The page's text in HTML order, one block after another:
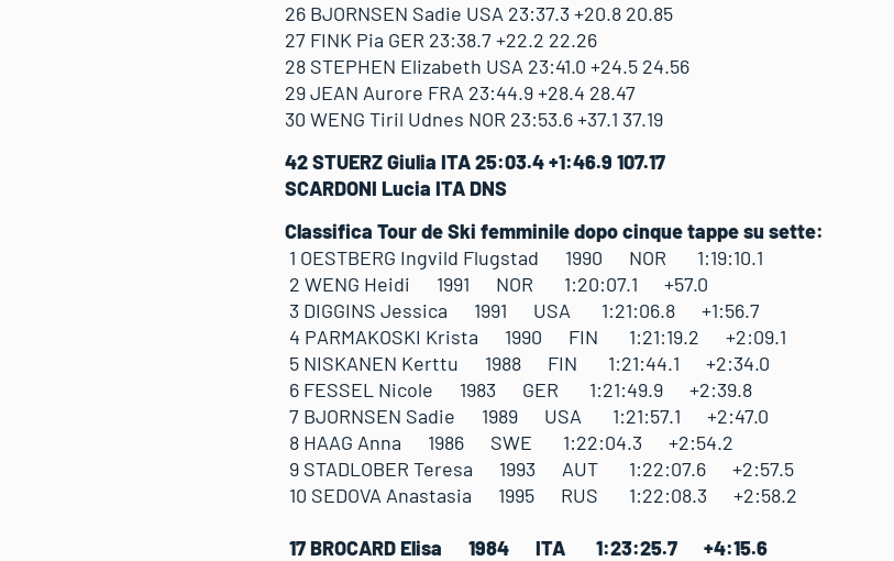
26 BJORNSEN Sadie USA 23:37.3 +20.8 20.85
27 FINK Pia GER 23:38.7 +22.2 22.26
28 STEPHEN Elizabeth USA 23:41.0 +24.5 24.56
29 JEAN Aurore FRA 23:44.9 +28.4 28.47
30 WENG Tiril Udnes NOR 23:53.6 +37.1 37.19
42 STUERZ Giulia ITA 25:03.4 +1:46.9 107.17
SCARDONI Lucia ITA DNS
Classifica Tour de Ski femminile dopo cinque tappe su sette:
1 OESTBERG Ingvild Flugstad 1990 NOR 1:19:10.1
2 WENG Heidi 1991 NOR 1:20:07.1 +57.0
3 DIGGINS Jessica 1991 USA 1:21:06.8 +1:56.7
4 PARMAKOSKI Krista 1990 FIN 1:21:19.2 +2:09.1
5 NISKANEN Kerttu 1988 FIN 1:21:44.1 +2:34.0
6 FESSEL Nicole 1983 GER 1:21:49.9 +2:39.8
7 BJORNSEN Sadie 1989 USA 1:21:57.1 +2:47.0
8 HAAG Anna 1986 SWE 1:22:04.3 +2:54.2
9 STADLOBER Teresa 1993 AUT 1:22:07.6 +2:57.5
10 SEDOVA Anastasia 1995 RUS 1:22:08.3 +2:58.2
17 BROCARD Elisa 1984 ITA 1:23:25.7 +4:15.6